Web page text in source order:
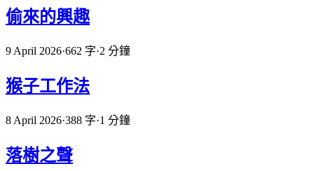
偷來的興趣
9 April 2026·662 字·2 分鐘
猴子工作法
8 April 2026·388 字·1 分鐘
落樹之聲